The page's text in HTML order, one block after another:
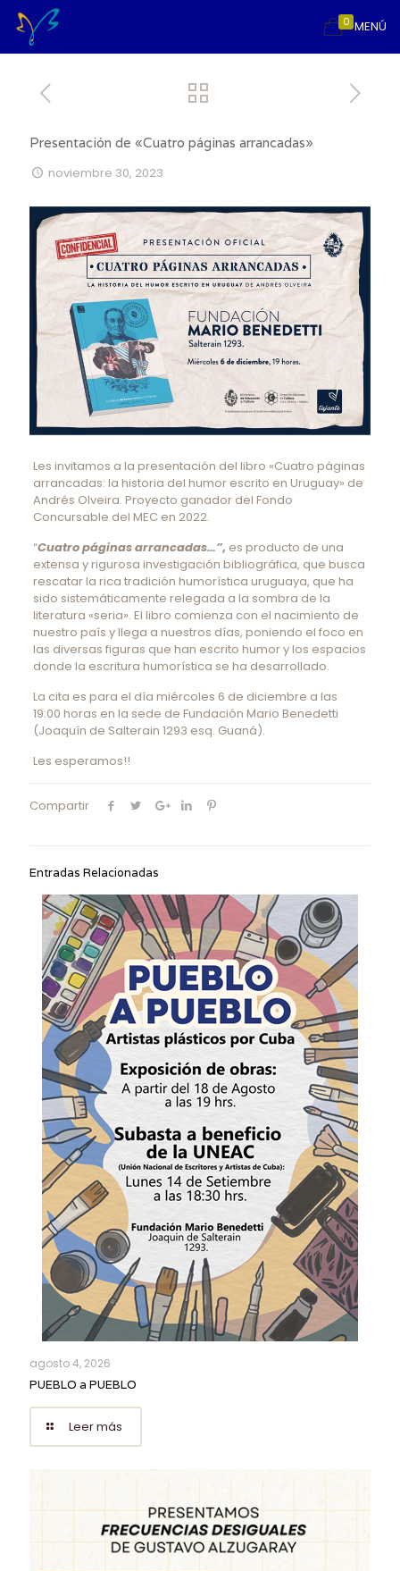
MENÚ
0
Presentación de «Cuatro páginas arrancadas»
noviembre 30, 2023
Les invitamos a la presentación del libro «Cuatro páginas
arrancadas: la historia del humor escrito en Uruguay» de
Andrés Olveira. Proyecto ganador del Fondo
Concursable del MEC en 2022.
“Cuatro páginas arrancadas…”, es producto de una
extensa y rigurosa investigación bibliográfica, que busca
rescatar la rica tradición humorística uruguaya, que ha
sido sistemáticamente relegada a la sombra de la
literatura «seria». El libro comienza con el nacimiento de
nuestro país y llega a nuestros días, poniendo el foco en
las diversas figuras que han escrito humor y los espacios
donde la escritura humorística se ha desarrollado.
La cita es para el día miércoles 6 de diciembre a las
19:00 horas en la sede de Fundación Mario Benedetti
(Joaquín de Salterain 1293 esq. Guaná).
Les esperamos!!
Compartir
Entradas Relacionadas
agosto 4, 2026
PUEBLO a PUEBLO
Leer más